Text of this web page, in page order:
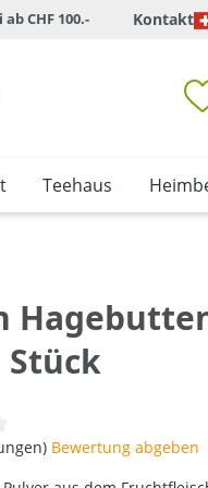
CHF 100.- Kontakt
Teehaus
Stück
Bewertung von 0 von 5
Bewertung abgeben